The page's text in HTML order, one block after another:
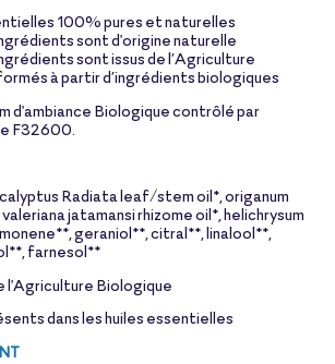
100% pures et naturelles
sont d'origine naturelle
sont issus de l’Agriculture
à partir d’ingrédients biologiques
d'ambiance Biologique contrôlé par
F32600.
Radiata leaf/stem oil*, origanum
jatamansi rhizome oil*, helichrysum
geraniol**, citral**, linalool**,
farnesol**
l'Agriculture Biologique
dans les huiles essentielles